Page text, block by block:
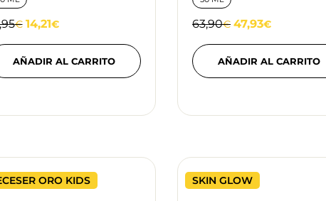
€ 14,21€
AÑADIR AL CARRITO
63,90€ 47,93€
AÑADIR AL CARRITO
ORO KIDS SKIN GLOW